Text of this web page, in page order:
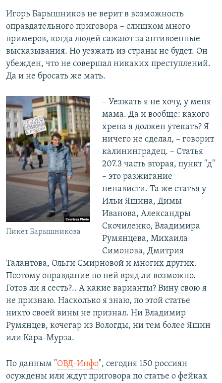
Игорь Барышников не верит в возможность
оправдательного приговора – слишком много
примеров, когда людей сажают за антивоенные
высказывания. Но уезжать из страны не будет. Он
убежден, что не совершал никаких преступлений.
Да и не бросать же мать.
Пикет Барышникова
– Уезжать я не хочу, у меня
мама. Да и вообще: какого
хрена я должен утекать? Я
ничего не сделал, – говорит
калининградец. – Статья
207.3 часть вторая, пункт "д"
– это разжигание
ненависти. Та же статья у
Ильи Яшина, Димы
Иванова, Александры
Скочиленко, Владимира
Румянцева, Михаила
Симонова, Дмитрия
Талантова, Ольги Смирновой и многих других.
Поэтому оправдание по ней вряд ли возможно.
Готов ли я сесть?.. А какие варианты? Вину свою я
не признаю. Насколько я знаю, по этой статье
никто своей вины не признал. Ни Владимир
Румянцев, кочегар из Вологды, ни тем более Яшин
или Кара-Мурза.
По данным "ОВД-Инфо", сегодня 150 россиян
осуждены или ждут приговора по статье о фейках